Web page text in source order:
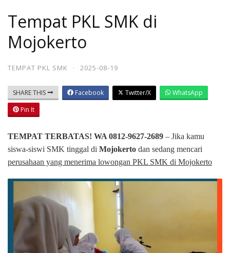
Tempat PKL SMK di
Mojokerto
TEMPAT PKL SMK · 2025-08-19
SHARE THIS Facebook Twitter/X
WhatsApp
Pin It
TEMPAT TERBATAS! WA 0812-9627-2689 – Jika kamu
siswa-siswi SMK tinggal di Mojokerto dan sedang mencari
perusahaan yang menerima lowongan PKL SMK di Mojokerto